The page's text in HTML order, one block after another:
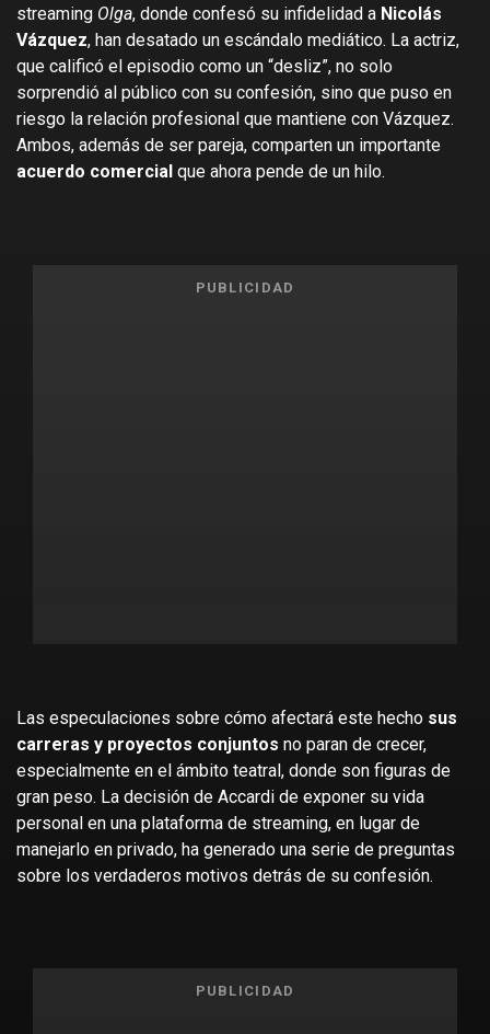
streaming Olga, donde confesó su infidelidad a Nicolás
Vázquez, han desatado un escándalo mediático. La actriz,
que calificó el episodio como un “desliz”, no solo
sorprendió al público con su confesión, sino que puso en
riesgo la relación profesional que mantiene con Vázquez.
Ambos, además de ser pareja, comparten un importante
acuerdo comercial que ahora pende de un hilo.
PUBLICIDAD
Las especulaciones sobre cómo afectará este hecho sus
carreras y proyectos conjuntos no paran de crecer,
especialmente en el ámbito teatral, donde son figuras de
gran peso. La decisión de Accardi de exponer su vida
personal en una plataforma de streaming, en lugar de
manejarlo en privado, ha generado una serie de preguntas
sobre los verdaderos motivos detrás de su confesión.
PUBLICIDAD